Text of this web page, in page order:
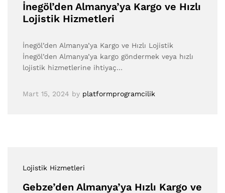
İnegöl’den Almanya’ya Kargo ve Hızlı
Lojistik Hizmetleri
İnegöl’den Almanya’ya Kargo ve Hızlı Lojistik
İnegöl’den Almanya’ya kargo göndermek veya hızlı
lojistik hizmetlerine ihtiyaç…
Mart 15, 2024 by platformprogramcilik
Lojistik Hizmetleri
Gebze’den Almanya’ya Hızlı Kargo ve